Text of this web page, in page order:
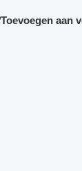
Toevoegen aan